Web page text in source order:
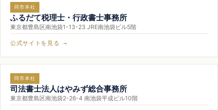
同市本社
ふるだて税理士・行政書士事務所
東京都豊島区南池袋1-13-23 JRE南池袋ビル5階
公式サイトを見る →
同市本社
司法書士法人はやみず総合事務所
東京都豊島区南池袋2-26-4 南池袋平成ビル10階